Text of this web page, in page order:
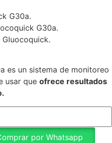
G30a.
G30a.
es un sistema de monitoreo
usar que ofrece resultados
por Whatsapp